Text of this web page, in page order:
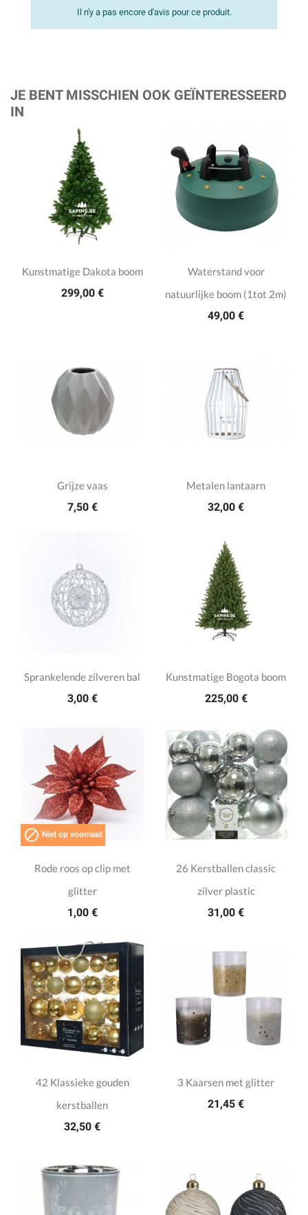
Il n'y a pas encore d'avis pour ce produit.
JE BENT MISSCHIEN OOK GEÏNTERESSEERD
IN
Kunstmatige Dakota boom
299,00 €
Waterstand voor
natuurlijke boom (1tot 2m)
49,00 €
Grijze vaas
7,50 €
Metalen lantaarn
32,00 €
Sprankelende zilveren bal
3,00 €
Kunstmatige Bogota boom
225,00 €
 Niet op voorraad
Rode roos op clip met
glitter
1,00 €
26 Kerstballen classic
zilver plastic
31,00 €
42 Klassieke gouden
kerstballen
32,50 €
3 Kaarsen met glitter
21,45 €